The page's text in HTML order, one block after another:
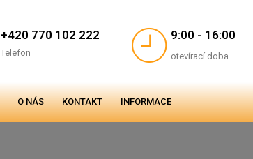
+420 770 102 222
Telefon
9:00 - 16:00
otevírací doba
O NÁS KONTAKT INFORMACE